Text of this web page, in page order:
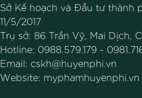
Sở Kế hoạch và Đầu tư thành
11/5/2017
Trụ sở: 86 Trần Vỹ, Mai Dịch,
Hotline: 0988.579.179 -
Email: cskh@huyenphi.vn
Website: myphamhuyenphi.vn